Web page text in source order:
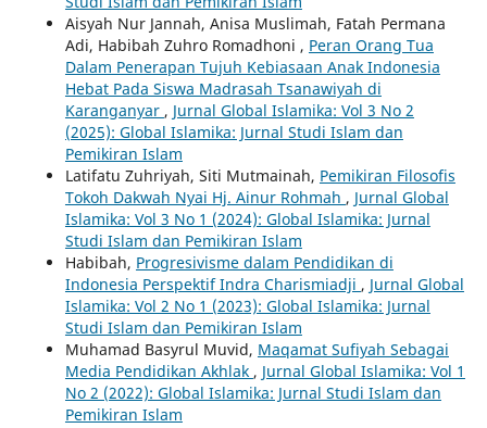
Aisyah Nur Jannah, Anisa Muslimah, Fatah Permana
Adi, Habibah Zuhro Romadhoni , Peran Orang Tua
Dalam Penerapan Tujuh Kebiasaan Anak Indonesia
Hebat Pada Siswa Madrasah Tsanawiyah di
Karanganyar , Jurnal Global Islamika: Vol 3 No 2
(2025): Global Islamika: Jurnal Studi Islam dan
Pemikiran Islam
Latifatu Zuhriyah, Siti Mutmainah, Pemikiran Filosofis
Tokoh Dakwah Nyai Hj. Ainur Rohmah , Jurnal Global
Islamika: Vol 3 No 1 (2024): Global Islamika: Jurnal
Studi Islam dan Pemikiran Islam
Habibah, Progresivisme dalam Pendidikan di
Indonesia Perspektif Indra Charismiadji , Jurnal Global
Islamika: Vol 2 No 1 (2023): Global Islamika: Jurnal
Studi Islam dan Pemikiran Islam
Muhamad Basyrul Muvid, Maqamat Sufiyah Sebagai
Media Pendidikan Akhlak , Jurnal Global Islamika: Vol 1
No 2 (2022): Global Islamika: Jurnal Studi Islam dan
Pemikiran Islam